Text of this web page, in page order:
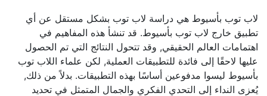
لاب توب بأسيوط هي دراسة لاب توب بشكل مستقل عن أي
تطبيق خارج لاب توب بأسيوط. قد تنشأ هذه المفاهيم في
اهتمامات العالم الحقيقي, وقد تتحول النتائج التي تم الحصول
عليها لاحقًا إلى فائدة للتطبيقات العملية, لكن علماء اللاب توب
بأسيوط ليسوا مدفوعين أساسًا بهذه التطبيقات. بدلاً من ذلك,
يُعزى النداء إلى التحدي الفكري والجمال المتمثل في تحديد